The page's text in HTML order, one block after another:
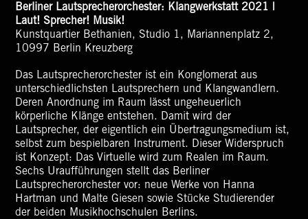
Berliner Lautsprecherorchester: Klangwerkstatt 2021 |
Laut! Sprecher! Musik!
Kunstquartier Bethanien, Studio 1, Mariannenplatz 2,
10997 Berlin Kreuzberg
Das Lautsprecherorchester ist ein Konglomerat aus
unterschiedlichsten Lautsprechern und Klangwandlern.
Deren Anordnung im Raum lässt ungeheuerlich
körperliche Klänge entstehen. Damit wird der
Lautsprecher, der eigentlich ein Übertragungsmedium ist,
selbst zum bespielbaren Instrument. Dieser Widerspruch
ist Konzept: Das Virtuelle wird zum Realen im Raum.
Sechs Uraufführungen stellt das Berliner
Lautsprecherorchester vor: neue Werke von Hanna
Hartman und Malte Giesen sowie Stücke Studierender
der beiden Musikhochschulen Berlins.